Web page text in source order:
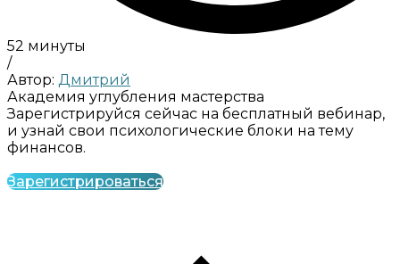
52 минуты
/
Автор: Дмитрий
Академия углубления мастерства
Зарегистрируйся сейчас на бесплатный вебинар,
и узнай свои психологические блоки на тему
финансов.
Зарегистрироваться